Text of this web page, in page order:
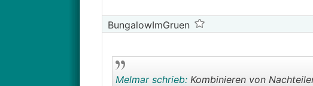
BungalowImGruen
Melmar schrieb:Kombinieren von